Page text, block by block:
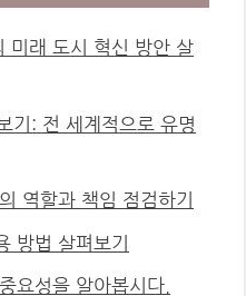
미래 도시 혁신 방안 살
기: 전 세계적으로 유명
역할과 책임 점검하기
방법 살펴보기
요성을 알아봅시다.